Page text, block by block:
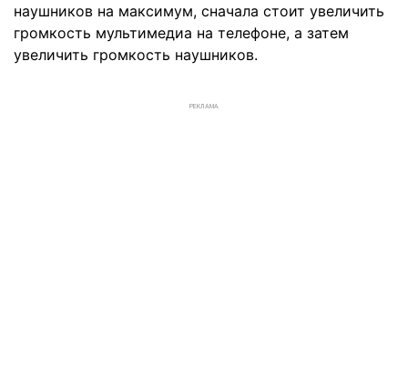
наушников на максимум, сначала стоит увеличить
громкость мультимедиа на телефоне, а затем
увеличить громкость наушников.
РЕКЛАМА